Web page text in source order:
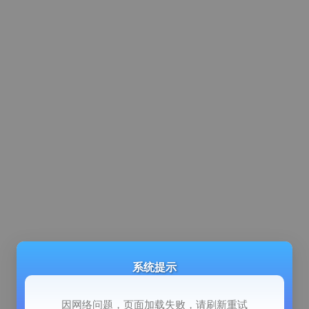
系统提示
因网络问题，页面加载失败，请刷新重试